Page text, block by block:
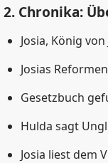
2. Chronika:
Josia, König von
Josias Reformen
Gesetzbuch
Hulda sagt
Josia liest dem